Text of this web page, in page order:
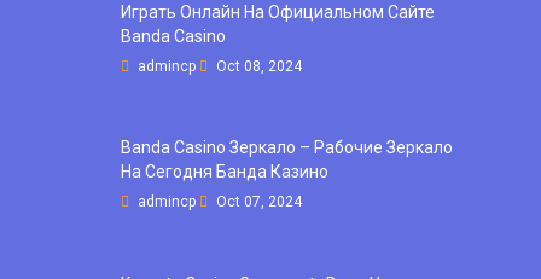
Играть Онлайн На Официальном Сайте
Banda Casino
admincp Oct 08, 2024
Banda Casino Зеркало – Рабочие Зеркало
На Сегодня Банда Казино
admincp Oct 07, 2024